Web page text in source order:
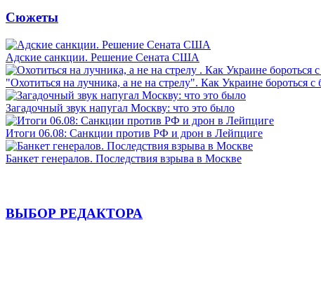
Сюжеты
Адские санкции. Решение Сената США
"Охотиться на лучника, а не на стрелу". Как Украине бороться с
Загадочный звук напугал Москву: что это было
Итоги 06.08: Санкции против РФ и дрон в Лейпциге
Банкет генералов. Последствия взрыва в Москве
ВЫБОР РЕДАКТОРА